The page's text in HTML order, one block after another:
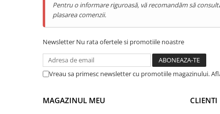
ALTI PRODUCATORI
Produse Ulefone
Tablete Ulefone
Casti Audio Ulefone
Huse protectie Ulefone
Telefoane Mobile Doogee
Corp Mic, Putere Mare
Pentru o informare riguroasă, vă recomandăm să
plasarea comenzii.
Newsletter Nu rata ofertele si promotiile noastre
Vreau sa primesc newsletter cu promotiile magazinului.
MAGAZINUL MEU CLIENTI